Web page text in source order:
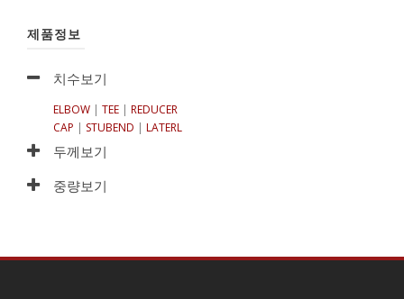
제품정보
치수보기
ELBOW | TEE | REDUCER
CAP | STUBEND | LATERL
두께보기
중량보기